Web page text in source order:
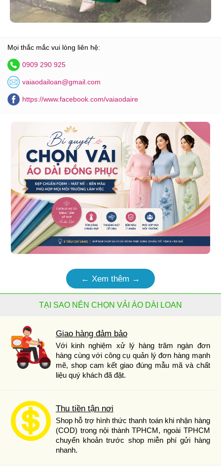
Mọi thắc mắc vui lòng liên hệ:
0909 290 925
vaiaodailoan@gmail.com
https://www.facebook.com/vaiaodaire
← Xem thêm →
TẠI SAO NÊN CHỌN VẢI ÁO DÀI LOAN
Giao hàng đảm bảo
Với kinh nghiệm xử lý hàng trăm ngàn đơn
hàng cùng với công cụ quản lý đơn hàng mạnh
mẽ, shop cam kết giao đúng mẫu mã và chất
liệu quý khách đã đặt.
Thu tiền tận nơi
Shop hỗ trợ hình thức thanh toán khi nhận hàng
(COD) trong nội thành TPHCM, ngoài TPHCM
chuyển khoản trước shop miễn phí gửi hàng
nhanh.